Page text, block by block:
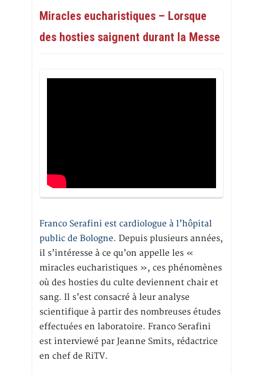
Miracles eucharistiques – Lorsque
des hosties saignent durant la Messe
Franco Serafini est cardiologue à l’hôpital
public de Bologne. Depuis plusieurs années,
il s’intéresse à ce qu’on appelle les «
miracles eucharistiques », ces phénomènes
où des hosties du culte deviennent chair et
sang. Il s’est consacré à leur analyse
scientifique à partir des nombreuses études
effectuées en laboratoire. Franco Serafini
est interviewé par Jeanne Smits, rédactrice
en chef de RiTV.